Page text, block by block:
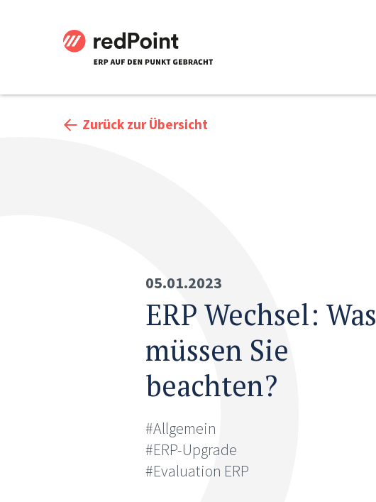
Zurück zur Übersicht
05.01.2023
ERP Wechsel: Was
müssen Sie
beachten?
#Allgemein
#ERP-Upgrade
#Evaluation ERP